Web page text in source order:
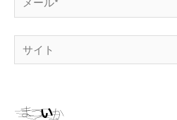
ー
ル
イ